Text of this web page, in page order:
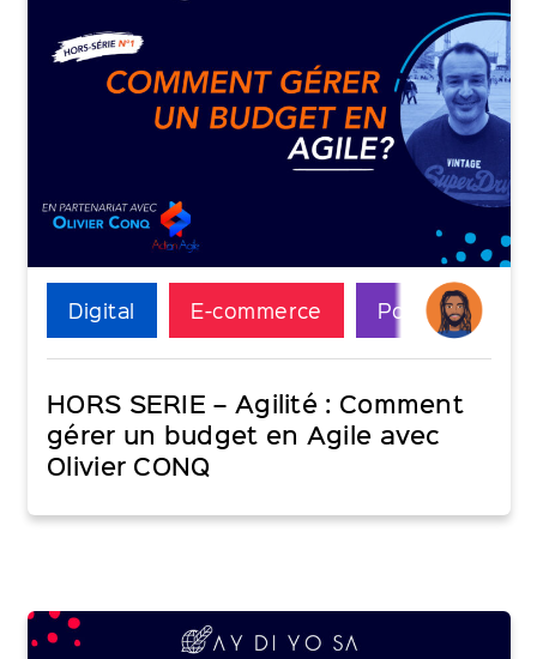
Digital E-commerce Podcast
HORS SERIE – Agilité : Comment
gérer un budget en Agile avec
Olivier CONQ